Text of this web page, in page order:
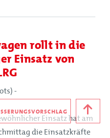
rollt in die
Einsatz von
-
Einsatz hat am
die Einsatzkräfte